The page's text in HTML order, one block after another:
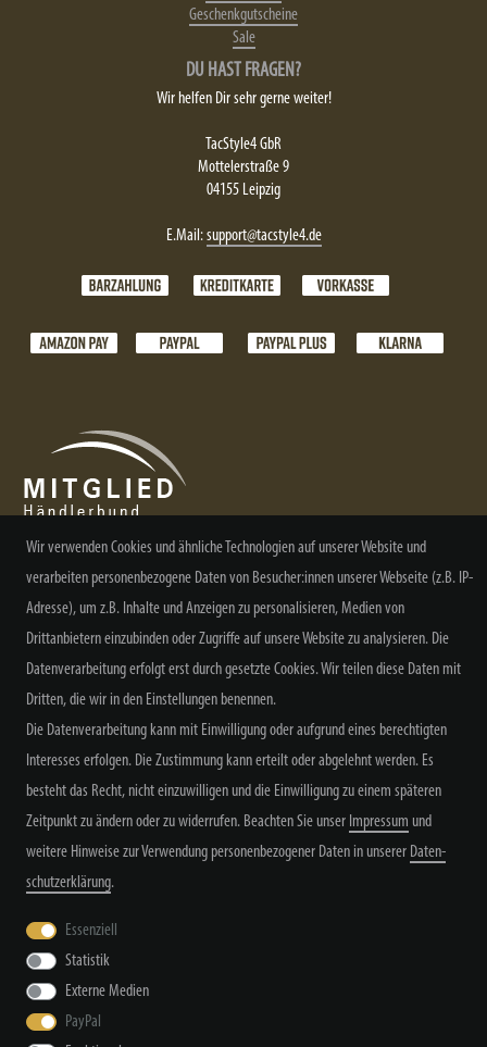
Geschenkgutscheine
Sale
DU HAST FRAGEN?
Wir helfen Dir sehr gerne weiter!
TacStyle4 GbR
Mottelerstraße 9
04155 Leipzig
E.Mail:support@tacstyle4.de
Alle Preisangaben inkl. MwSt. zzgl. Versand
Daten­schutz­erklärung
Wir verwenden Cookies und ähnliche Technologien auf unserer Website und
verarbeiten personenbezogene Daten von Besucher:innen unserer Webseite (z.B. IP-
Adresse), um z.B. Inhalte und Anzeigen zu personalisieren, Medien von
Drittanbietern einzubinden oder Zugriffe auf unsere Website zu analysieren. Die
Datenverarbeitung erfolgt erst durch gesetzte Cookies. Wir teilen diese Daten mit
Dritten, die wir in den Einstellungen benennen.
Die Datenverarbeitung kann mit Einwilligung oder aufgrund eines berechtigten
Interesses erfolgen. Die Zustimmung kann erteilt oder abgelehnt werden. Es
besteht das Recht, nicht einzuwilligen und die Einwilligung zu einem späteren
Zeitpunkt zu ändern oder zu widerrufen. Beachten Sie unser Impressum und
weitere Hinweise zur Verwendung personenbezogener Daten in unserer Daten­
schutz­erklärung.
Essenziell
Statistik
Externe Medien
PayPal